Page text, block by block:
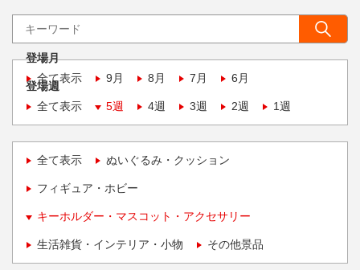
登場月
全て表示
9月 8月 7月 6月
登場週
全て表示
5週 4週 3週 2週 1週
全て表示 ぬいぐるみ・クッション
フィギュア・ホビー
キーホルダー・マスコット・アクセサリー
生活雑貨・インテリア・小物 その他景品